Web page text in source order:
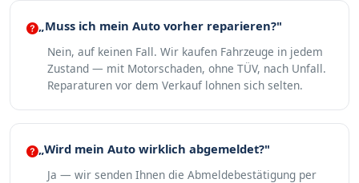
„Muss ich mein Auto vorher reparieren?"
Nein, auf keinen Fall. Wir kaufen Fahrzeuge in jedem
Zustand — mit Motorschaden, ohne TÜV, nach Unfall.
Reparaturen vor dem Verkauf lohnen sich selten.
„Wird mein Auto wirklich abgemeldet?"
Ja — wir senden Ihnen die Abmeldebestätigung per